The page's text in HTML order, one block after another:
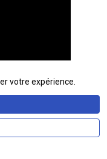
votre expérience.